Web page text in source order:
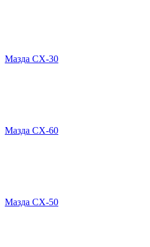
Мазда CX-30
Мазда СХ-60
Мазда СХ-50